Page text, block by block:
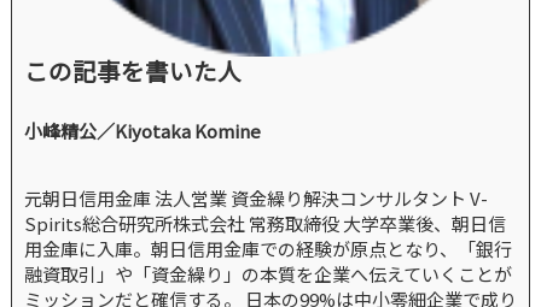
この記事を書いた人
小峰精公／Kiyotaka Komine
元朝日信用金庫 法人営業 資金繰り解決コンサルタント V-
Spirits総合研究所株式会社 常務取締役 大学卒業後、朝日信
用金庫に入庫。朝日信用金庫での経験が原点となり、「銀行
融資取引」や「資金繰り」の本質を企業へ伝えていくことが
ミッションだと確信する。 日本の99%は中小零細企業で成り